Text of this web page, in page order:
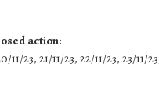
action:
11/23, 21/11/23, 22/11/23, 23/11/